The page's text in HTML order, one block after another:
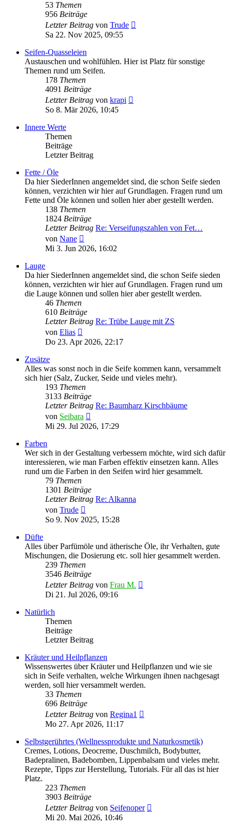
53 Themen
956 Beiträge
Letzter Beitrag von Trude
Sa 22. Nov 2025, 09:55
Seifen-Quasseleien
Austauschen und wohlfühlen. Hier ist Platz für sonstige
Themen rund um Seifen.
178 Themen
4091 Beiträge
Letzter Beitrag von krapi
So 8. Mär 2026, 10:45
Innere Werte
Themen
Beiträge
Letzter Beitrag
Fette / Öle
Da hier SiederInnen angemeldet sind, die schon Seife sieden
können, verzichten wir hier auf Grundlagen. Fragen rund um
Fette und Öle können und sollen hier aber gestellt werden.
138 Themen
1824 Beiträge
Letzter Beitrag Re: Verseifungszahlen von Fet…
von Nane
Beitrag
Mi 3. Jun 2026, 16:02
Lauge
Da hier SiederInnen angemeldet sind, die schon Seife sieden
können, verzichten wir hier auf Grundlagen. Fragen rund um
die Lauge können und sollen hier aber gestellt werden.
46 Themen
610 Beiträge
Letzter Beitrag Re: Trübe Lauge mit ZS
von Elias
Beitrag
Do 23. Apr 2026, 22:17
Zusätze
Alles was sonst noch in die Seife kommen kann, versammelt
sich hier (Salz, Zucker, Seide und vieles mehr).
193 Themen
3133 Beiträge
Letzter Beitrag Re: Baumharz Kirschbäume
von Seibara
Beitrag
Mi 29. Jul 2026, 17:29
Farben
Wer sich in der Gestaltung verbessern möchte, wird sich dafür
interessieren, wie man Farben effektiv einsetzen kann. Alles
rund um die Farben in den Seifen wird hier gesammelt.
79 Themen
1301 Beiträge
Letzter Beitrag Re: Alkanna
von Trude
Beitrag
So 9. Nov 2025, 15:28
Düfte
Alles über Parfümöle und ätherische Öle, ihr Verhalten, gute
Mischungen, die Dosierung etc. soll hier gesammelt werden.
239 Themen
3546 Beiträge
Letzter Beitrag von Frau M.
Di 21. Jul 2026, 09:16
Natürlich
Themen
Beiträge
Letzter Beitrag
Kräuter und Heilpflanzen
Wissenswertes über Kräuter und Heilpflanzen und wie sie
sich in Seife verhalten, welche Wirkungen ihnen nachgesagt
werden, soll hier versammelt werden.
33 Themen
696 Beiträge
Letzter Beitrag von Regina1
Mo 27. Apr 2026, 11:17
Selbstgerührtes (Wellnessprodukte und Naturkosmetik)
Cremes, Lotions, Deocreme, Duschmilch, Bodybutter,
Badepralinen, Badebomben, Lippenbalsam und vieles mehr.
Rezepte, Tipps zur Herstellung, Tutorials. Für all das ist hier
Platz.
223 Themen
3903 Beiträge
Letzter Beitrag von Seifenoper
Mi 20. Mai 2026, 10:46